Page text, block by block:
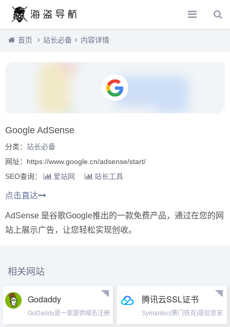
首页 站长必备 内容详情
Google AdSense
分类： 站长必备
网址：https://www.google.cn/adsense/start/
SEO查询：
爱站网 站长工具
点击直达
AdSense 是谷歌Google推出的一款免费产品，通过在您的网
站上展示广告，让您轻松实现创收。
相关网站
Godaddy
GoDaddy是一家提供域名注册
和互联网主机服务的美国公
腾讯云SSL证书
Symantec(赛门铁克)是信息安
全领域全球领先的解决方案提